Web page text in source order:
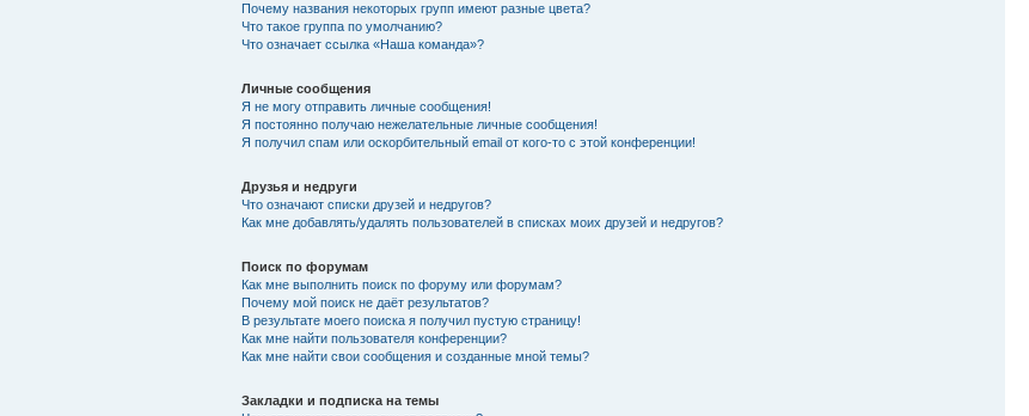
Почему названия некоторых групп имеют разные цвета?
Что такое группа по умолчанию?
Что означает ссылка «Наша команда»?
Личные сообщения
Я не могу отправить личные сообщения!
Я постоянно получаю нежелательные личные сообщения!
Я получил спам или оскорбительный email от кого-то с этой конференции!
Друзья и недруги
Что означают списки друзей и недругов?
Как мне добавлять/удалять пользователей в списках моих друзей и недругов?
Поиск по форумам
Как мне выполнить поиск по форуму или форумам?
Почему мой поиск не даёт результатов?
В результате моего поиска я получил пустую страницу!
Как мне найти пользователя конференции?
Как мне найти свои сообщения и созданные мной темы?
Закладки и подписка на темы